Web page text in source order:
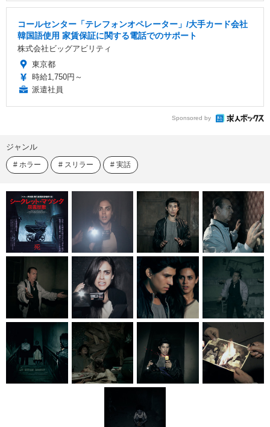
コールセンター「テレフォンオペレーター」/大手カード会社
韓国語使用 家賃保証に関する電話でのサポート
株式会社ビッグアビリティ
東京都
時給1,750円～
派遣社員
Sponsored by
ジャンル
ホラー スリラー 実話